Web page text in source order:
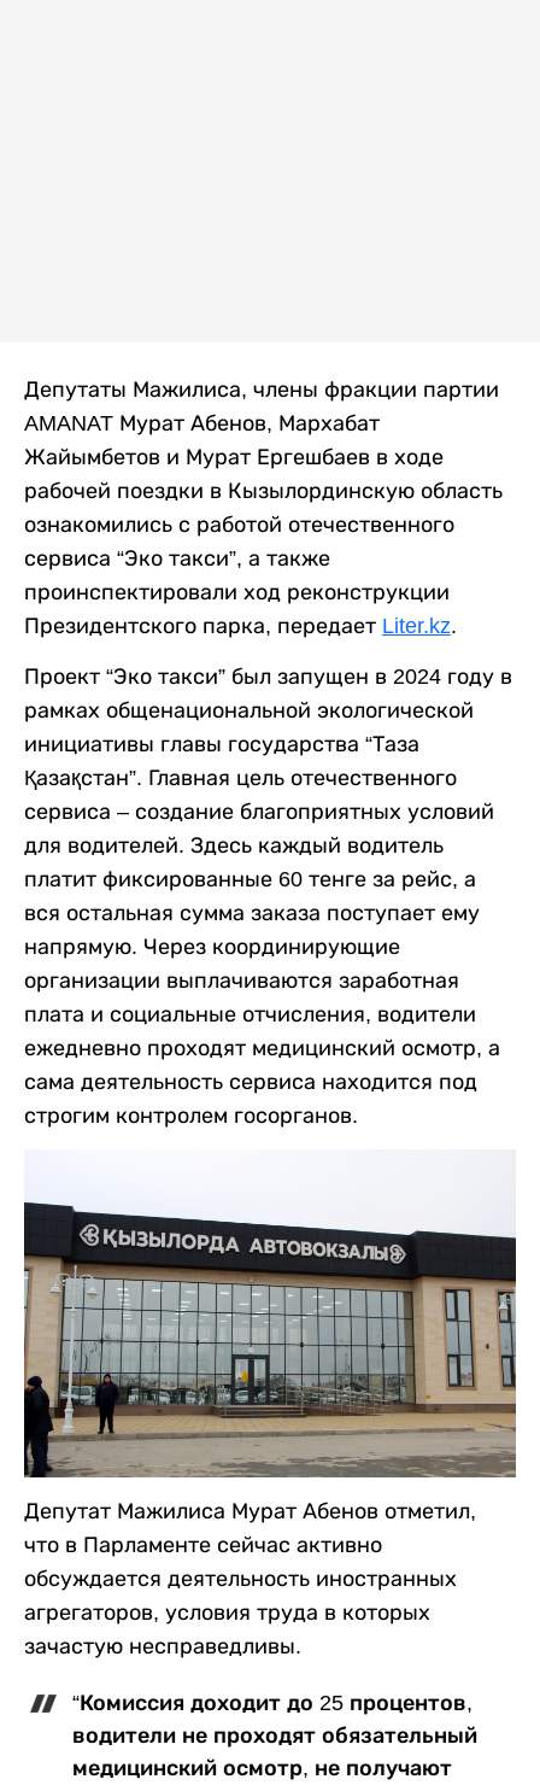
Депутаты Мажилиса, члены фракции партии
AMANAT Мурат Абенов, Мархабат
Жайымбетов и Мурат Ергешбаев в ходе
рабочей поездки в Кызылординскую область
ознакомились с работой отечественного
сервиса “Эко такси”, а также
проинспектировали ход реконструкции
Президентского парка, передает Liter.kz.
Проект “Эко такси” был запущен в 2024 году в
рамках общенациональной экологической
инициативы главы государства “Таза
Қазақстан”. Главная цель отечественного
сервиса – создание благоприятных условий
для водителей. Здесь каждый водитель
платит фиксированные 60 тенге за рейс, а
вся остальная сумма заказа поступает ему
напрямую. Через координирующие
организации выплачиваются заработная
плата и социальные отчисления, водители
ежедневно проходят медицинский осмотр, а
сама деятельность сервиса находится под
строгим контролем госорганов.
Депутат Мажилиса Мурат Абенов отметил,
что в Парламенте сейчас активно
обсуждается деятельность иностранных
агрегаторов, условия труда в которых
зачастую несправедливы.
“Комиссия доходит до 25 процентов,
водители не проходят обязательный
медицинский осмотр, не получают